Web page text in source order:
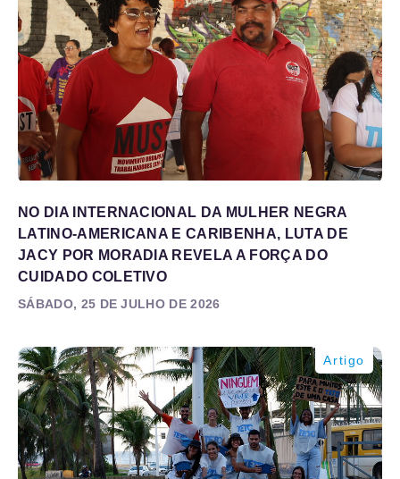
NO DIA INTERNACIONAL DA MULHER NEGRA
LATINO-AMERICANA E CARIBENHA, LUTA DE
JACY POR MORADIA REVELA A FORÇA DO
CUIDADO COLETIVO
SÁBADO, 25 DE JULHO DE 2026
Artigo